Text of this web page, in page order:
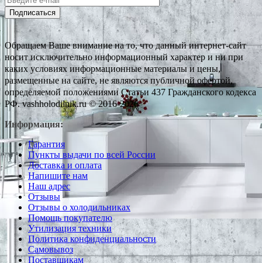
Подписаться
Обращаем Ваше внимание на то, что данный интернет-сайт
носит исключительно информационный характер и ни при
каких условиях информационные материалы и цены,
размещенные на сайте, не являются публичной офертой,
определяемой положениями Статьи 437 Гражданского кодекса
РФ. vashholodilnik.ru © 2016-2026
Информация:
Гарантия
Пункты выдачи по всей России
Доставка и оплата
Напишите нам
Наш адрес
Отзывы
Отзывы о холодильниках
Помощь покупателю
Утилизация техники
Политика конфиденциальности
Самовывоз
Поставщикам